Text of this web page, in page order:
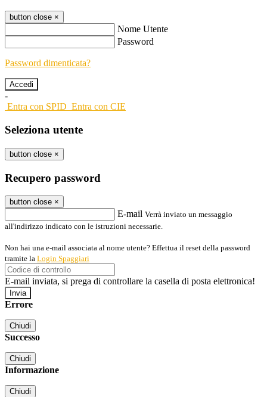
button close ×
Nome Utente
Password
Password dimenticata?
-
Entra con SPID Entra con CIE
Seleziona utente
button close ×
Recupero password
button close ×
E-mail Verrà inviato un messaggio
all'indirizzo indicato con le istruzioni necessarie.
Non hai una e-mail associata al nome utente? Effettua il reset della password
tramite la Login Spaggiari
E-mail inviata, si prega di controllare la casella di posta elettronica!
Errore
Chiudi
Successo
Chiudi
Informazione
Chiudi